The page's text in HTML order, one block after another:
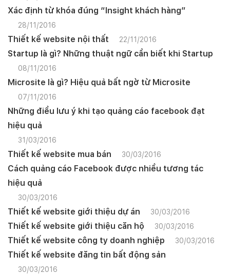
Xác định từ khóa đúng “Insight khách hàng”
28/11/2016
Thiết kế website nội thất 22/11/2016
Startup là gì? Những thuật ngữ cần biết khi Startup
08/11/2016
Microsite là gì? Hiệu quả bất ngờ từ Microsite
07/11/2016
Những điều lưu ý khi tạo quảng cáo facebook đạt
hiệu quả
31/03/2016
Thiết kế website mua bán 30/03/2016
Cách quảng cáo Facebook được nhiều tương tác
hiệu quả
30/03/2016
Thiết kế website giới thiệu dự án 30/03/2016
Thiết kế website giới thiệu căn hộ 30/03/2016
Thiết kế website công ty doanh nghiệp 30/03/2016
Thiết kế website đăng tin bất động sản
30/03/2016